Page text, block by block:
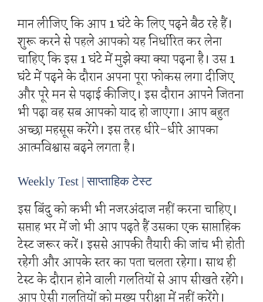
मान लीजिए कि आप 1 घंटे के लिए पढ़ने बैठ रहे हैं।
शुरू करने से पहले आपको यह निर्धारित कर लेना
चाहिए कि इस 1 घंटे में मुझे क्या क्या पढ़ना है। उस 1
घंटे में पढ़ने के दौरान अपना पूरा फोकस लगा दीजिए
और पूरे मन से पढ़ाई कीजिए। इस दौरान आपने जितना
भी पढ़ा वह सब आपको याद हो जाएगा। आप बहुत
अच्छा महसूस करेंगे। इस तरह धीरे-धीरे आपका
आत्मविश्वास बढ़ने लगता है।
Weekly Test | साप्ताहिक टेस्ट
इस बिंदु को कभी भी नजरअंदाज नहीं करना चाहिए।
सप्ताह भर में जो भी आप पढ़ते हैं उसका एक साप्ताहिक
टेस्ट जरूर करें। इससे आपकी तैयारी की जांच भी होती
रहेगी और आपके स्तर का पता चलता रहेगा। साथ ही
टेस्ट के दौरान होने वाली गलतियों से आप सीखते रहेंगे।